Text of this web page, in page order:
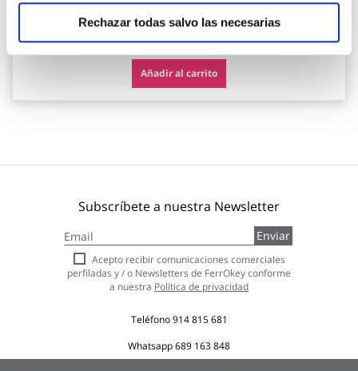
Rechazar todas salvo las necesarias
123,11 €
Añadir al carrito
Subscríbete a nuestra Newsletter
a
nuestro
boletín
de
Enviar
Acepto recibir comunicaciones comerciales
perfiladas y / o Newsletters de FerrOkey conforme
a nuestra Política de privacidad
Teléfono914 815 681
Whatsapp689 163 848